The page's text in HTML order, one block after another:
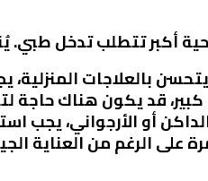
تتطلب تدخل طبي.
بالعلاجات المنزلية،
قد يكون هناك حاجة
أو الأرجواني، يجب
على الرغم من العناية